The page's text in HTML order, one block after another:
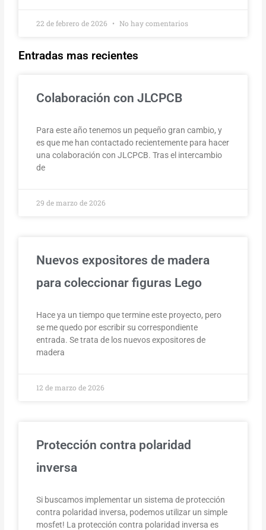
22 de febrero de 2026 No hay comentarios
Entradas mas recientes
Colaboración con JLCPCB
Para este año tenemos un pequeño gran cambio, y
es que me han contactado recientemente para hacer
una colaboración con JLCPCB. Tras el intercambio
de
29 de marzo de 2026
Nuevos expositores de madera
para coleccionar figuras Lego
Hace ya un tiempo que termine este proyecto, pero
se me quedo por escribir su correspondiente
entrada. Se trata de los nuevos expositores de
madera
12 de marzo de 2026
Protección contra polaridad
inversa
Si buscamos implementar un sistema de protección
contra polaridad inversa, podemos utilizar un simple
mosfet! La protección contra polaridad inversa es